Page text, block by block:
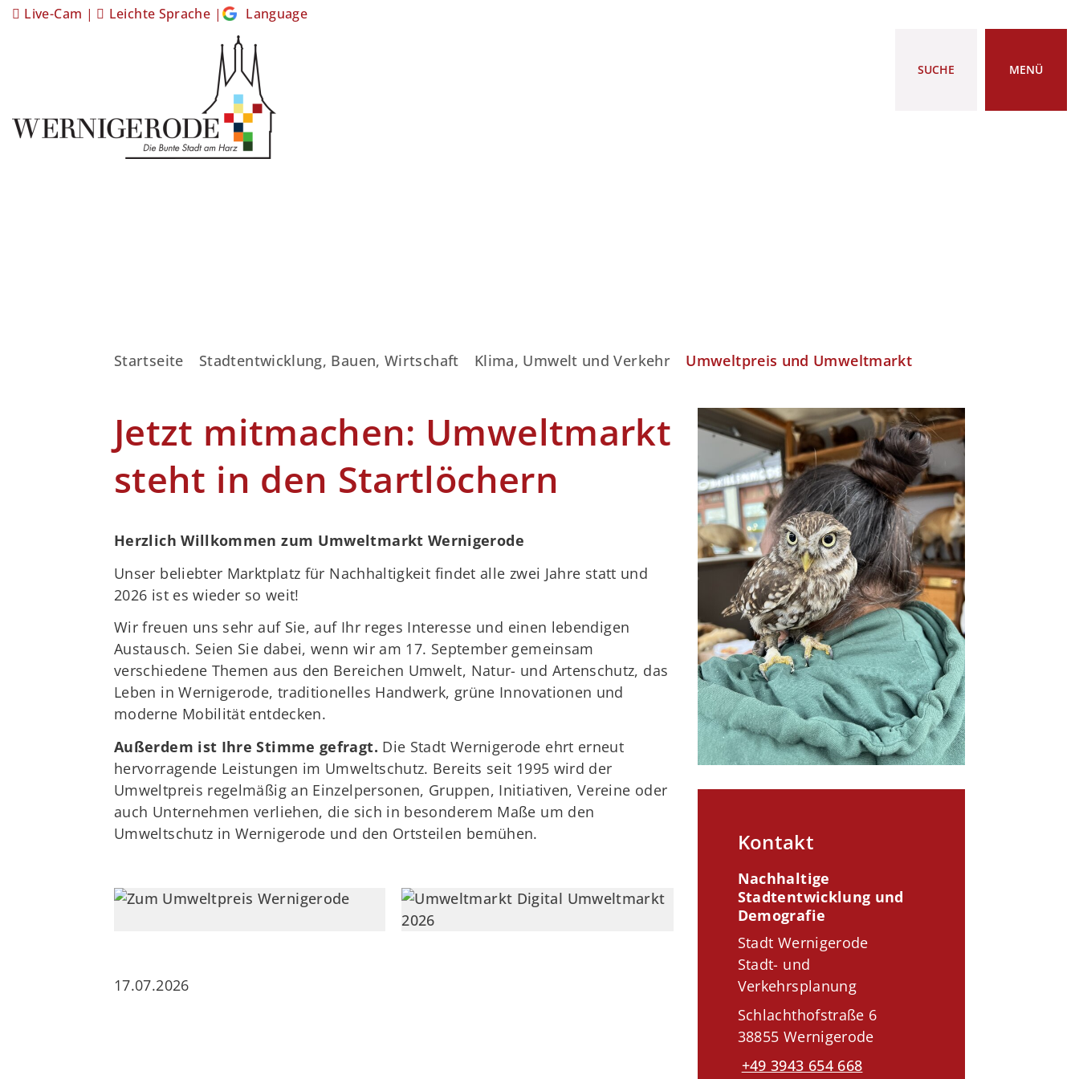
Live-Cam | Leichte Sprache | Language
SUCHE MENÜ
Startseite Stadtentwicklung, Bauen, Wirtschaft Klima, Umwelt und Verkehr Umweltpreis und Umweltmarkt
Jetzt mitmachen: Umweltmarkt
steht in den Startlöchern
Herzlich Willkommen zum Umweltmarkt Wernigerode
Unser beliebter Marktplatz für Nachhaltigkeit findet alle zwei Jahre statt und
2026 ist es wieder so weit!
Wir freuen uns sehr auf Sie, auf Ihr reges Interesse und einen lebendigen
Austausch. Seien Sie dabei, wenn wir am 17. September gemeinsam
verschiedene Themen aus den Bereichen Umwelt, Natur- und Artenschutz, das
Leben in Wernigerode, traditionelles Handwerk, grüne Innovationen und
moderne Mobilität entdecken.
Außerdem ist Ihre Stimme gefragt. Die Stadt Wernigerode ehrt erneut
hervorragende Leistungen im Umweltschutz. Bereits seit 1995 wird der
Umweltpreis regelmäßig an Einzelpersonen, Gruppen, Initiativen, Vereine oder
auch Unternehmen verliehen, die sich in besonderem Maße um den
Umweltschutz in Wernigerode und den Ortsteilen bemühen.
17.07.2026
Kontakt
Nachhaltige
Stadtentwicklung und
Demografie
Stadt Wernigerode
Stadt- und
Verkehrsplanung
Schlachthofstraße 6
38855 Wernigerode
+49 3943 654 668